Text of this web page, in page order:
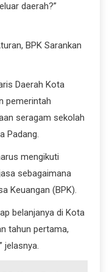
daerah?”
BPK Sarankan
Daerah Kota
pemerintah
seragam sekolah
Padang.
mengikuti
sebagaimana
Keuangan (BPK).
belanjanya di Kota
tahun pertama,
jelasnya.